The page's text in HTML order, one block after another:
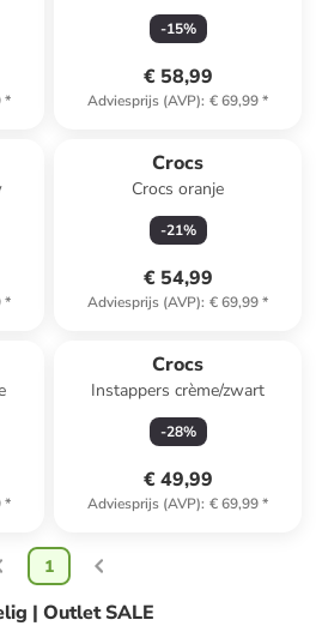
*
-15%
€ 58,99
Adviesprijs (AVP): € 69,99*
*
Crocs
Crocs oranje
-21%
€ 54,99
Adviesprijs (AVP): € 69,99*
*
Crocs
Instappers crème/zwart
-28%
€ 49,99
Adviesprijs (AVP): € 69,99*
1
| Outlet SALE